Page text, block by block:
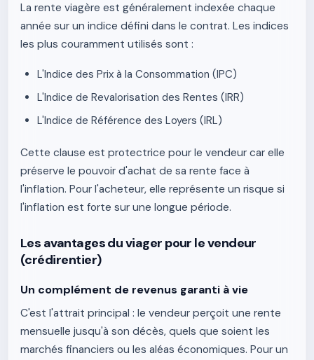
La rente viagère est généralement indexée chaque
année sur un indice défini dans le contrat. Les indices
les plus couramment utilisés sont :
L'Indice des Prix à la Consommation (IPC)
L'Indice de Revalorisation des Rentes (IRR)
L'Indice de Référence des Loyers (IRL)
Cette clause est protectrice pour le vendeur car elle
préserve le pouvoir d'achat de sa rente face à
l'inflation. Pour l'acheteur, elle représente un risque si
l'inflation est forte sur une longue période.
Les avantages du viager pour le vendeur
(crédirentier)
Un complément de revenus garanti à vie
C'est l'attrait principal : le vendeur perçoit une rente
mensuelle jusqu'à son décès, quels que soient les
marchés financiers ou les aléas économiques. Pour un